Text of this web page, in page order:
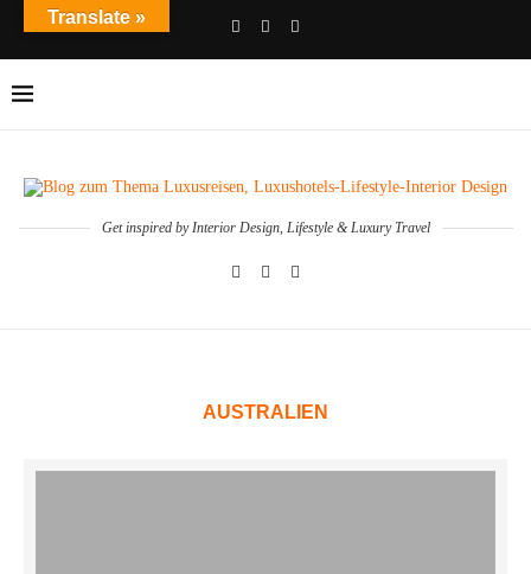
Get inspired by Interior Design, Lifestyle & Luxury Travel
AUSTRALIEN
Translate »